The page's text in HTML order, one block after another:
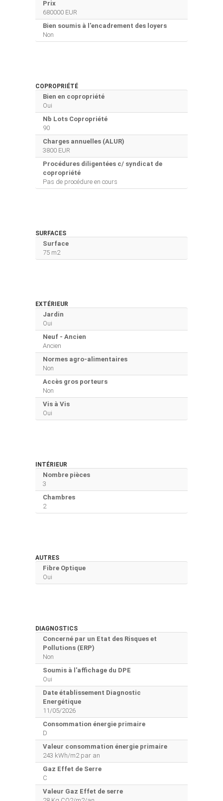
Prix
680000 EUR
Bien soumis à l'encadrement des loyers
Non
COPROPRIÉTÉ
Bien en copropriété
Oui
Nb Lots Copropriété
90
Charges annuelles (ALUR)
3800 EUR
Procédures diligentées c/ syndicat de
copropriété
Pas de procédure en cours
SURFACES
Surface
75 m2
EXTÉRIEUR
Jardin
Oui
Neuf - Ancien
Ancien
Normes agro-alimentaires
Non
Accès gros porteurs
Non
Vis à Vis
Oui
INTÉRIEUR
Nombre pièces
3
Chambres
2
AUTRES
Fibre Optique
Oui
DIAGNOSTICS
Concerné par un Etat des Risques et
Pollutions (ERP)
Non
Soumis à l'affichage du DPE
Oui
Date établissement Diagnostic
Energétique
11/05/2026
Consommation énergie primaire
D
Valeur consommation énergie primaire
243 kWh/m2 par an
Gaz Effet de Serre
C
Valeur Gaz Effet de serre